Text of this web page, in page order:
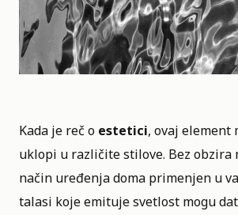
Kada je reč o estetici, ovaj element
uklopi u različite stilove. Bez obzira
način uređenja doma primenjen u
talasi koje emituje svetlost mogu